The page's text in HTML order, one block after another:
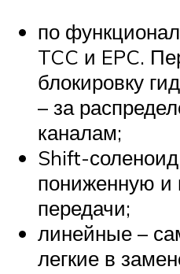
по
TCC и EPC.
блокировку
– за
каналам;
Shift-соленоид
пониженную
передачи;
линейные –
легкие в